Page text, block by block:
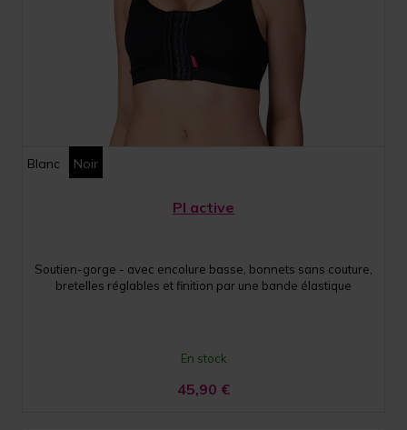
Blanc Noir
PI active
Soutien-gorge - avec encolure basse, bonnets sans couture,
bretelles réglables et finition par une bande élastique
En stock
45,90 €